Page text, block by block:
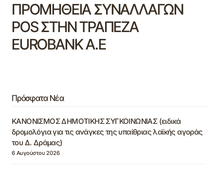
ΠΡΟΜΗΘΕΙΑ ΣΥΝΑΛΛΑΓΩΝ
POS ΣΤΗΝ ΤΡΑΠΕΖΑ
EUROBANK A.E
Πρόσφατα Νέα
ΚΑΝΟΝΙΣΜΟΣ ΔΗΜΟΤΙΚΗΣ ΣΥΓΚΟΙΝΩΝΙΑΣ (ειδικά
δρομολόγια για τις ανάγκες της υπαίθριας λαϊκής αγοράς
του Δ. Δράμας)
6 Αυγούστου 2026